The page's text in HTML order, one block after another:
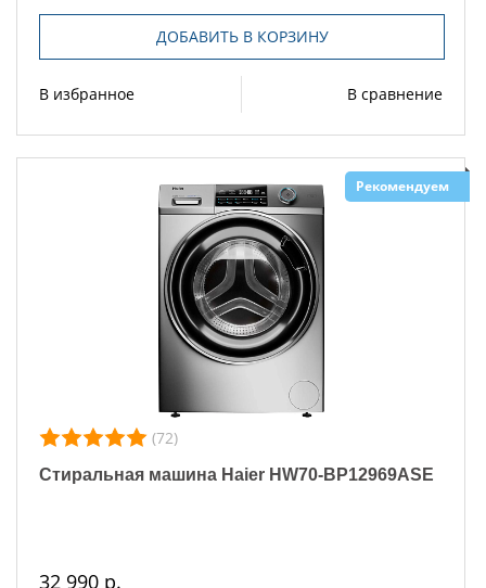
ДОБАВИТЬ В КОРЗИНУ
В избранное В сравнение
Рекомендуем
(72)
Стиральная машина Haier HW70-BP12969ASE
32 990 р.